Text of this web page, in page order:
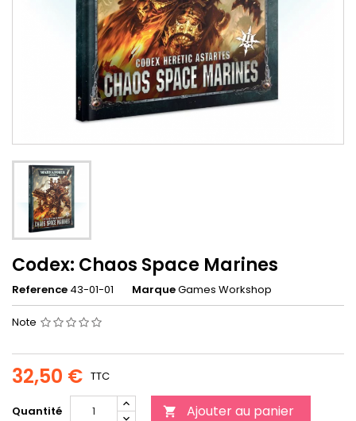
Codex: Chaos Space Marines
Reference 43-01-01 MarqueGames Workshop
Note
32,50 € TTC
Quantité  Ajouter au panier